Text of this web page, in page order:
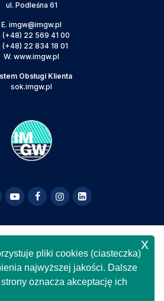
ul. Podleśna 61
E. imgw@imgw.pl
(+48) 22 569 41 00
(+48) 22 834 18 01
W. www.imgw.pl
Obsługi Klienta
sok.imgw.pl
PIB,
PIB Wszelkie prawa zastrzeżone
pliki cookies (ciasteczka)
najwyższej jakości. Dalsze
oznacza akceptację ich
x